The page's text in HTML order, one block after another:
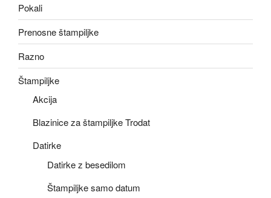
Pokali
Prenosne štampiljke
Razno
Štampiljke
Akcija
Blazinice za štampiljke Trodat
Datirke
Datirke z besedilom
Štampiljke samo datum